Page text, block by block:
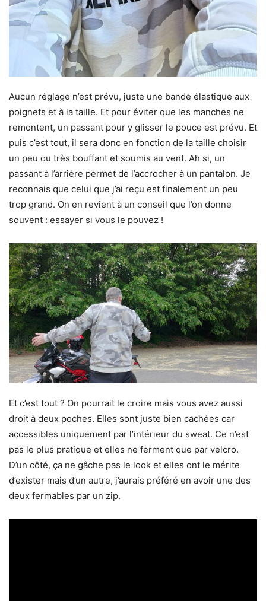
Aucun réglage n’est prévu, juste une bande élastique aux
poignets et à la taille. Et pour éviter que les manches ne
remontent, un passant pour y glisser le pouce est prévu. Et
puis c’est tout, il sera donc en fonction de la taille choisir
un peu ou très bouffant et soumis au vent. Ah si, un
passant à l’arrière permet de l’accrocher à un pantalon. Je
reconnais que celui que j’ai reçu est finalement un peu
trop grand. On en revient à un conseil que l’on donne
souvent : essayer si vous le pouvez !
Et c’est tout ? On pourrait le croire mais vous avez aussi
droit à deux poches. Elles sont juste bien cachées car
accessibles uniquement par l’intérieur du sweat. Ce n’est
pas le plus pratique et elles ne ferment que par velcro.
D’un côté, ça ne gâche pas le look et elles ont le mérite
d’exister mais d’un autre, j’aurais préféré en avoir une des
deux fermables par un zip.